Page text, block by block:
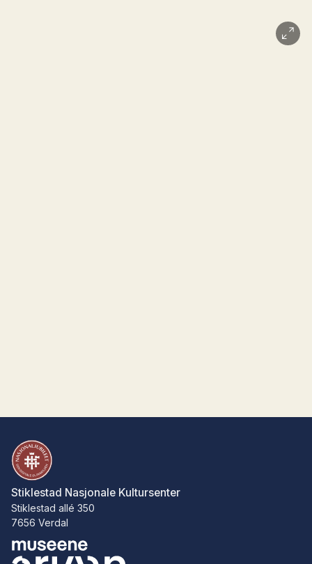
Stiklestad Nasjonale Kultursenter
Stiklestad allé 350
7656 Verdal